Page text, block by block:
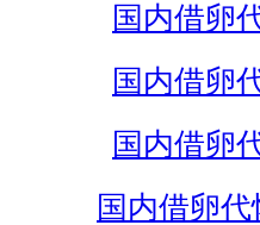
国内借卵
国内借卵
国内借卵
国内借卵